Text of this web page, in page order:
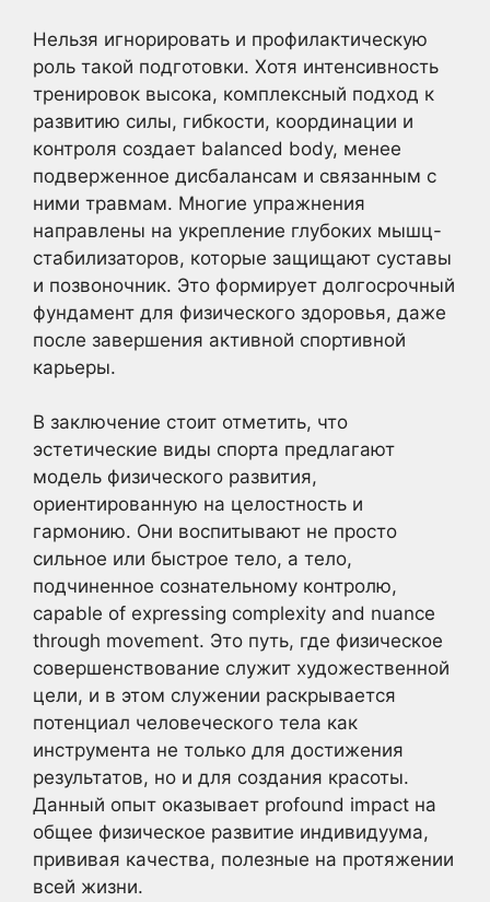
Нельзя игнорировать и профилактическую
роль такой подготовки. Хотя интенсивность
тренировок высока, комплексный подход к
развитию силы, гибкости, координации и
контроля создает balanced body, менее
подверженное дисбалансам и связанным с
ними травмам. Многие упражнения
направлены на укрепление глубоких мышц-
стабилизаторов, которые защищают суставы
и позвоночник. Это формирует долгосрочный
фундамент для физического здоровья, даже
после завершения активной спортивной
карьеры.
В заключение стоит отметить, что
эстетические виды спорта предлагают
модель физического развития,
ориентированную на целостность и
гармонию. Они воспитывают не просто
сильное или быстрое тело, а тело,
подчиненное сознательному контролю,
capable of expressing complexity and nuance
through movement. Это путь, где физическое
совершенствование служит художественной
цели, и в этом служении раскрывается
потенциал человеческого тела как
инструмента не только для достижения
результатов, но и для создания красоты.
Данный опыт оказывает profound impact на
общее физическое развитие индивидуума,
прививая качества, полезные на протяжении
всей жизни.